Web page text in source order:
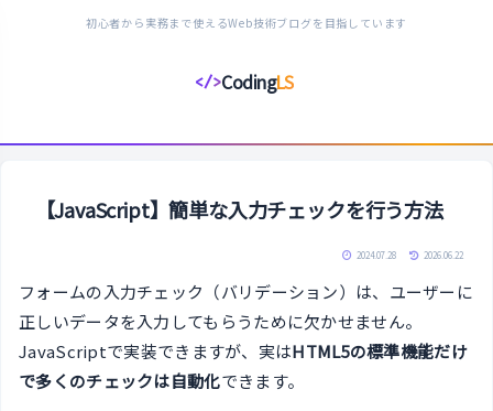
初心者から実務まで使えるWeb技術ブログを目指しています
</>CodingLS
コ
デ
ン
イ
フ
ス
タ
イ
【JavaScript】簡単な入力チェックを行う方法
2024.07.28 2026.06.22
フォームの入力チェック（バリデーション）は、ユーザーに
正しいデータを入力してもらうために欠かせません。
JavaScriptで実装できますが、実はHTML5の標準機能だけ
で多くのチェックは自動化できます。